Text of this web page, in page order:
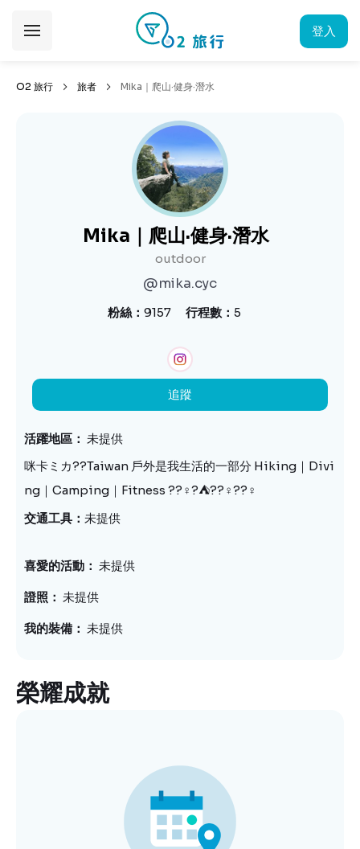
登入
O2 旅行 旅者 Mika｜爬山·健身·潛水
Mika｜爬山·健身·潛水
outdoor
@mika.cyc
粉絲 9157 行程數 5
追蹤
活躍地區
未提供
咪卡ミカ??Taiwan 戶外是我生活的一部分 Hiking｜Divi
ng｜Camping｜Fitness ??‍♀️?⛺️??‍♀️??‍♀️
交通工具
未提供
喜愛的活動 未提供
證照 未提供
我的裝備 未提供
榮耀成就